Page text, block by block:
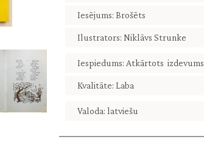
Iesējums: Brošēts
Ilustrators: Niklāvs Strunke
Iespiedums: Atkārtots izdevums
Kvalitāte: Laba
Valoda: latviešu